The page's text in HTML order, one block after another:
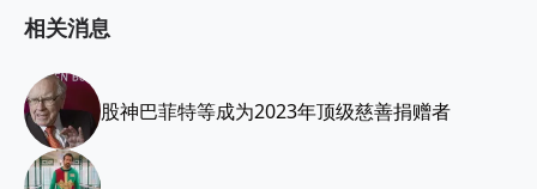
相关消息
股神巴菲特等成为2023年顶级慈善捐赠者